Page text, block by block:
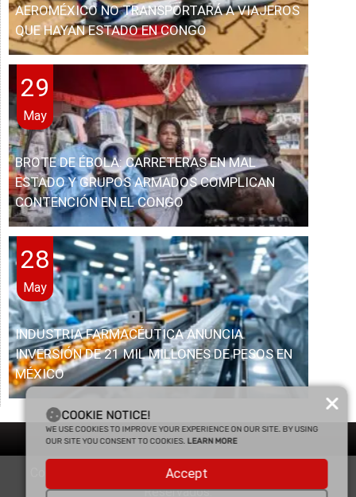
AEROMÉXICO NO TRANSPORTARÁ A VIAJEROS
QUE HAYAN ESTADO EN CONGO
29
May
BROTE DE ÉBOLA: CARRETERAS EN MAL
ESTADO Y GRUPOS ARMADOS COMPLICAN
CONTENCIÓN EN EL CONGO
28
May
INDUSTRIA FARMACÉUTICA ANUNCIA
INVERSIÓN DE 21 MIL MILLONES DE PESOS EN
MÉXICO
Copyright © 2025 Enfasis Comunicaciones. Derechos
Reservados.
COOKIE NOTICE!
WE USE COOKIES TO IMPROVE YOUR EXPERIENCE ON OUR SITE. BY USING
OUR SITE YOU CONSENT TO COOKIES. LEARN MORE
Accept